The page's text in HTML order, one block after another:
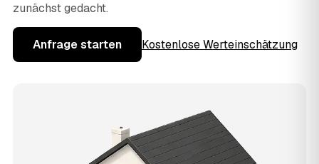
zunächst gedacht.
Anfrage starten Kostenlose Werteinschätzung